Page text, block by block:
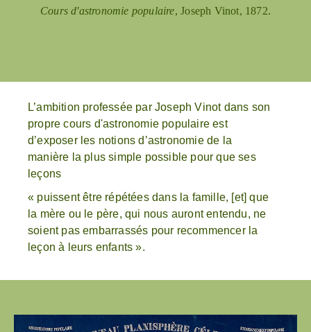
Cours d'astronomie populaire, Joseph Vinot, 1872.
L’ambition professée par Joseph Vinot dans son
propre cours d'astronomie populaire est
d’exposer les notions d’astronomie de la
manière la plus simple possible pour que ses
leçons
« puissent être répétées dans la famille, [et] que
la mère ou le père, qui nous auront entendu, ne
soient pas embarrassés pour recommencer la
leçon à leurs enfants ».